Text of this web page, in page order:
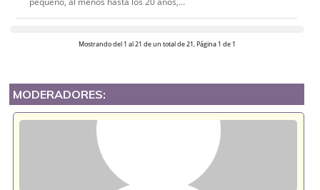
Mostrando del 1 al 21 de un total de 21, Página 1 de 1
MODERADORES: